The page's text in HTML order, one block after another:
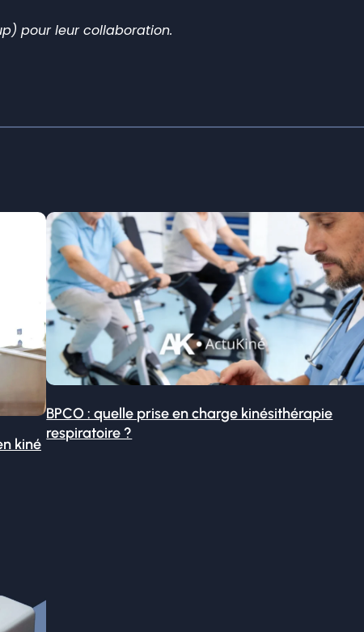
pour leur collaboration.
kiné
BPCO : quelle prise en charge kinésithérapie
respiratoire ?